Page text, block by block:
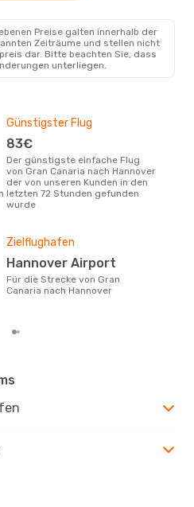
Preise galten innerhalb der
Zeiträume und stellen nicht
dar. Bitte beachten Sie, dass
unterliegen.
Günstigster Flug
83€
Der günstigste einfache Flug
von Gran Canaria nach Hannover
der von unseren Kunden in den
letzten 72 Stunden gefunden
wurde
Zielflughafen
Hannover Airport
Für die Strecke von Gran
Canaria nach Hannover